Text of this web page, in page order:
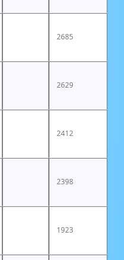
2685
2629
2412
2398
1923